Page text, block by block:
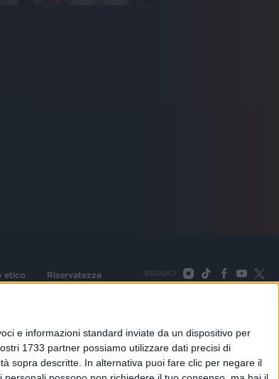
e informazioni standard inviate da un dispositivo per
1733 partner possiamo utilizzare dati precisi di
sopra descritte. In alternativa puoi fare clic per negare il
etico Riservatezza SEGUICI
Monzese (Mi) |Tel. +39 02 254441 | Fax +39
TORNA SU